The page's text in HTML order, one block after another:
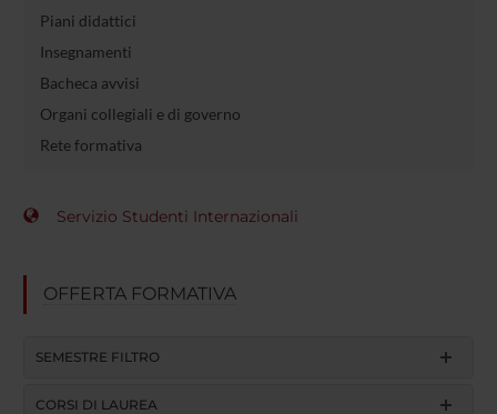
Piani didattici
Insegnamenti
Bacheca avvisi
Organi collegiali e di governo
Rete formativa
Servizio Studenti Internazionali
OFFERTA FORMATIVA
SEMESTRE FILTRO
CORSI DI LAUREA